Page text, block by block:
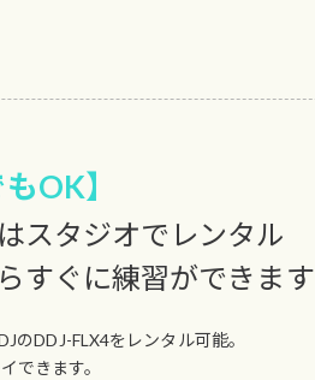
OK】
スタジオでレンタル
すぐに練習ができます
のDDJ-FLX4をレンタル可能。
できます。